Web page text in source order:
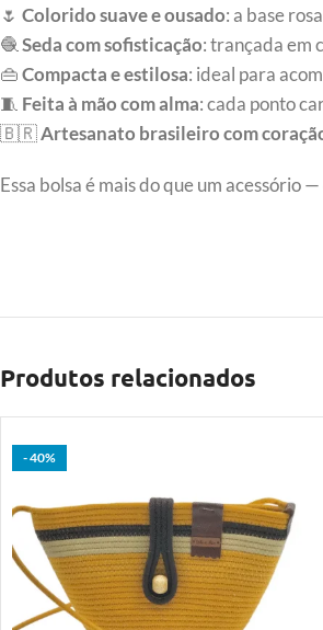
🌷 Colorido suave e ousado: a base
🧶 Seda com sofisticação: trançada em
👜Compacta e estilosa: ideal para
🧵 Feita à mão com alma: cada ponto
🇧🇷Artesanato brasileiro com
Essa bolsa é mais do que um acessório
Produtos relacionados
- 40%